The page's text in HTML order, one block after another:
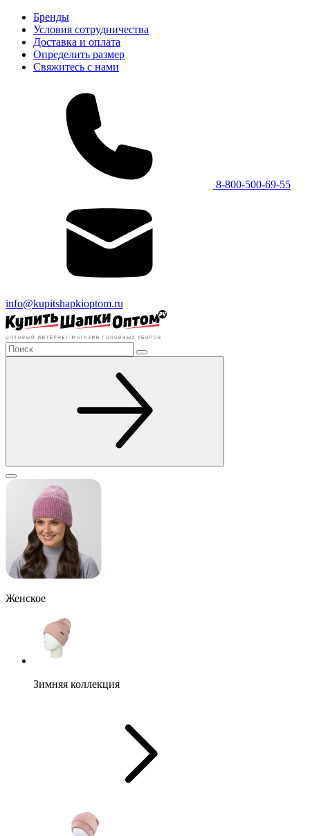
Бренды
Условия сотрудничества
Доставка и оплата
Определить размер
Свяжитесь с нами
8-800-500-69-55
info@kupitshapkioptom.ru
Женское
Зимняя коллекция